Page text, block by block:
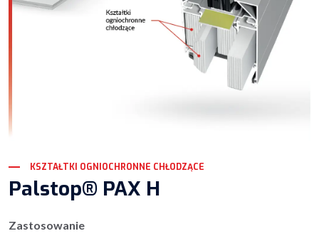
KSZTAŁTKI OGNIOCHRONNE CHŁODZĄCE
Palstop® PAX H
Zastosowanie